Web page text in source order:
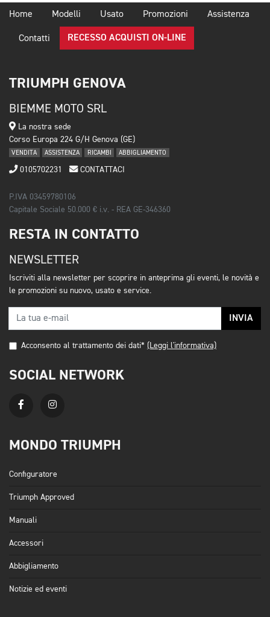
Home Modelli Usato Promozioni Assistenza
Contatti RECESSO ACQUISTI ON-LINE
TRIUMPH GENOVA
BIEMME MOTO SRL
La nostra sede
Corso Europa 224 G/H Genova (GE)
VENDITA ASSISTENZA RICAMBI ABBIGLIAMENTO
0105702231 CONTATTACI
P.IVA 03459780106
Capitale Sociale 50.000 € i.v. - REA GE-346360
RESTA IN CONTATTO
NEWSLETTER
Iscriviti alla newsletter per scoprire in anteprima gli eventi, le novità e
le promozioni su nuovo, usato e service.
INVIA
Acconsento al trattamento dei dati* (Leggi l'informativa)
SOCIAL NETWORK
MONDO TRIUMPH
Configuratore
Triumph Approved
Manuali
Accessori
Abbigliamento
Notizie ed eventi